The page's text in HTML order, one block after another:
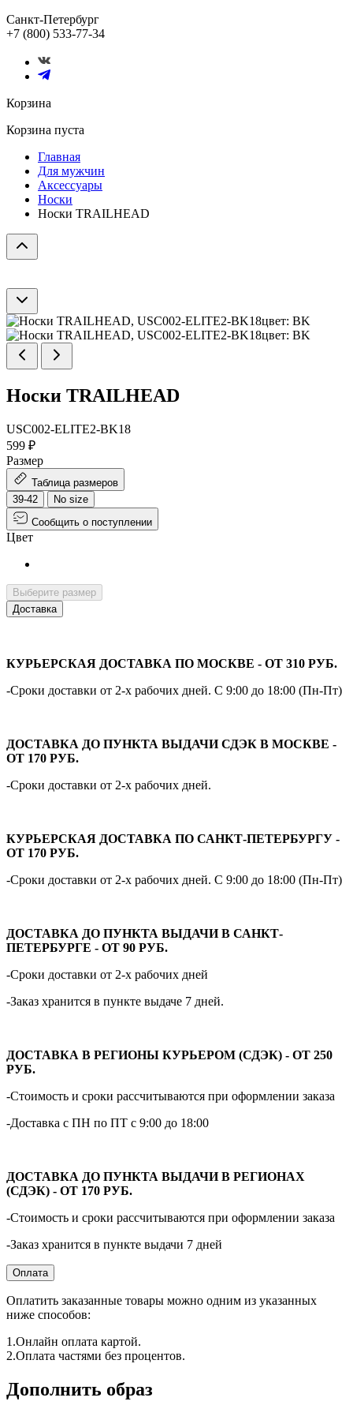
Санкт-Петербург
+7 (800) 533-77-34
Корзина
Корзина пуста
Главная
Для мужчин
Аксессуары
Носки
Носки TRAILHEAD
Носки TRAILHEAD
USC002-ELITE2-BK18
599 ₽
Размер
Таблица размеров
39-42
No size
Сообщить о поступлении
Цвет
Выберите размер
Доставка
КУРЬЕРСКАЯ ДОСТАВКА ПО МОСКВЕ - ОТ 310 РУБ.
-Сроки доставки от 2-х рабочих дней. С 9:00 до 18:00 (Пн-Пт)
ДОСТАВКА ДО ПУНКТА ВЫДАЧИ СДЭК В МОСКВЕ -
ОТ 170 РУБ.
-Сроки доставки от 2-х рабочих дней.
КУРЬЕРСКАЯ ДОСТАВКА ПО САНКТ-ПЕТЕРБУРГУ -
ОТ 170 РУБ.
-Сроки доставки от 2-х рабочих дней. С 9:00 до 18:00 (Пн-Пт)
ДОСТАВКА ДО ПУНКТА ВЫДАЧИ В САНКТ-
ПЕТЕРБУРГЕ - ОТ 90 РУБ.
-Сроки доставки от 2-х рабочих дней
-Заказ хранится в пункте выдаче 7 дней.
ДОСТАВКА В РЕГИОНЫ КУРЬЕРОМ (СДЭК) - ОТ 250
РУБ.
-Стоимость и сроки рассчитываются при оформлении заказа
-Доставка с ПН по ПТ с 9:00 до 18:00
ДОСТАВКА ДО ПУНКТА ВЫДАЧИ В РЕГИОНАХ
(СДЭК) - ОТ 170 РУБ.
-Стоимость и сроки рассчитываются при оформлении заказа
-Заказ хранится в пункте выдачи 7 дней
Оплата
Оплатить заказанные товары можно одним из указанных
ниже способов:
1.Онлайн оплата картой.
2.Оплата частями без процентов.
Дополнить образ